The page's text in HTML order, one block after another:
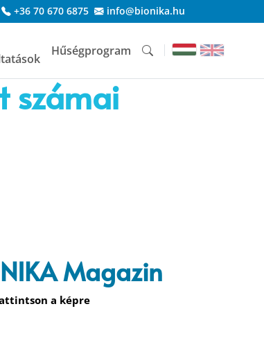
+36 70 670 6875 info@bionika.hu
Hűségprogram
számai
Magazin
a képre